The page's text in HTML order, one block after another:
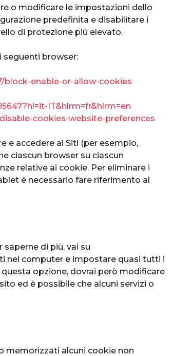
o modificare le impostazioni dello
predefinita e disabilitare i
di protezione più elevato.
seguenti browser:
enable-or-allow-cookies
IT&hlrm=fr&hlrm=en
cookies-website-preferences
e accedere ai Siti (per esempio,
ciascun browser su ciascun
relative ai cookie. Per eliminare i
è necessario fare riferimento al
di più, vai su
nel computer e impostare quasi tutti i
opzione, dovrai però modificare
ed è possibile che alcuni servizi o
memorizzati alcuni cookie non